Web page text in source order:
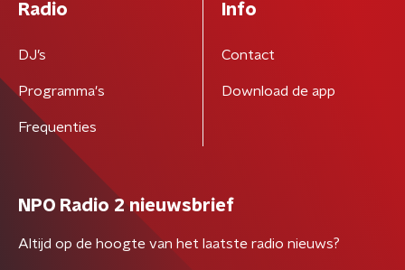
Radio
DJ’s
Programma's
Frequenties
Info
Contact
Download de app
NPO Radio 2 nieuwsbrief
Altijd op de hoogte van het laatste radio nieuws?